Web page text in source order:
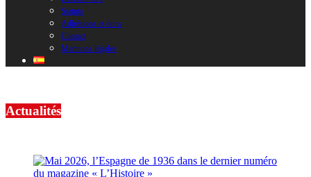
Statuts
Adhésions et dons
Contact
Mentions légales
Actualités